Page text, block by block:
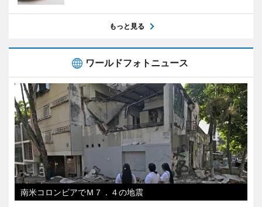
もっと見る
ワールドフォトニュース
南米コロンビアでＭ７．４の地震